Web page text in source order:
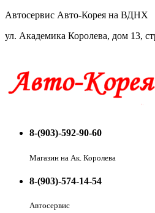
Автосервис Авто-Корея на ВДНХ
ул. Академика Королева, дом 13,
8-(903)-592-90-60
Магазин на Ак. Королева
8-(903)-574-14-54
Автосервис